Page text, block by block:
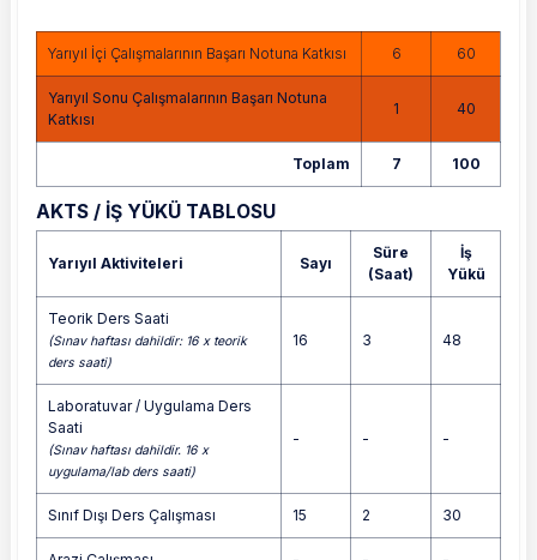
Yarıyıl İçi Çalışmalarının Başarı Notuna Katkısı 6 60
Yarıyıl Sonu Çalışmalarının Başarı Notuna
Katkısı
1 40
Toplam 7 100
AKTS / İŞ YÜKÜ TABLOSU
Yarıyıl Aktiviteleri Sayı
Süre
(Saat)
İş
Yükü
Teorik Ders Saati
(Sınav haftası dahildir: 16 x teorik
ders saati)
16 3 48
Laboratuvar / Uygulama Ders
Saati
(Sınav haftası dahildir. 16 x
uygulama/lab ders saati)
- - -
Sınıf Dışı Ders Çalışması 15 2 30